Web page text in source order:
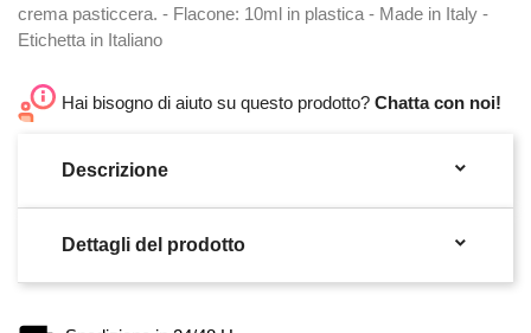
crema pasticcera. - Flacone: 10ml in plastica - Made in Italy -
Etichetta in Italiano
Hai bisogno di aiuto su questo prodotto? Chatta con noi!
Descrizione 
Dettagli del prodotto 